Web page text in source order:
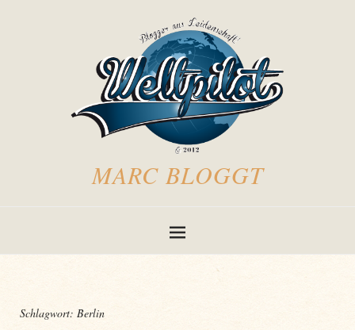
MARC BLOGGT
Schlagwort: Berlin